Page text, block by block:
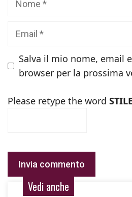
Salva il mio nome, email
browser per la prossima
Please retype the word
Vedi anche